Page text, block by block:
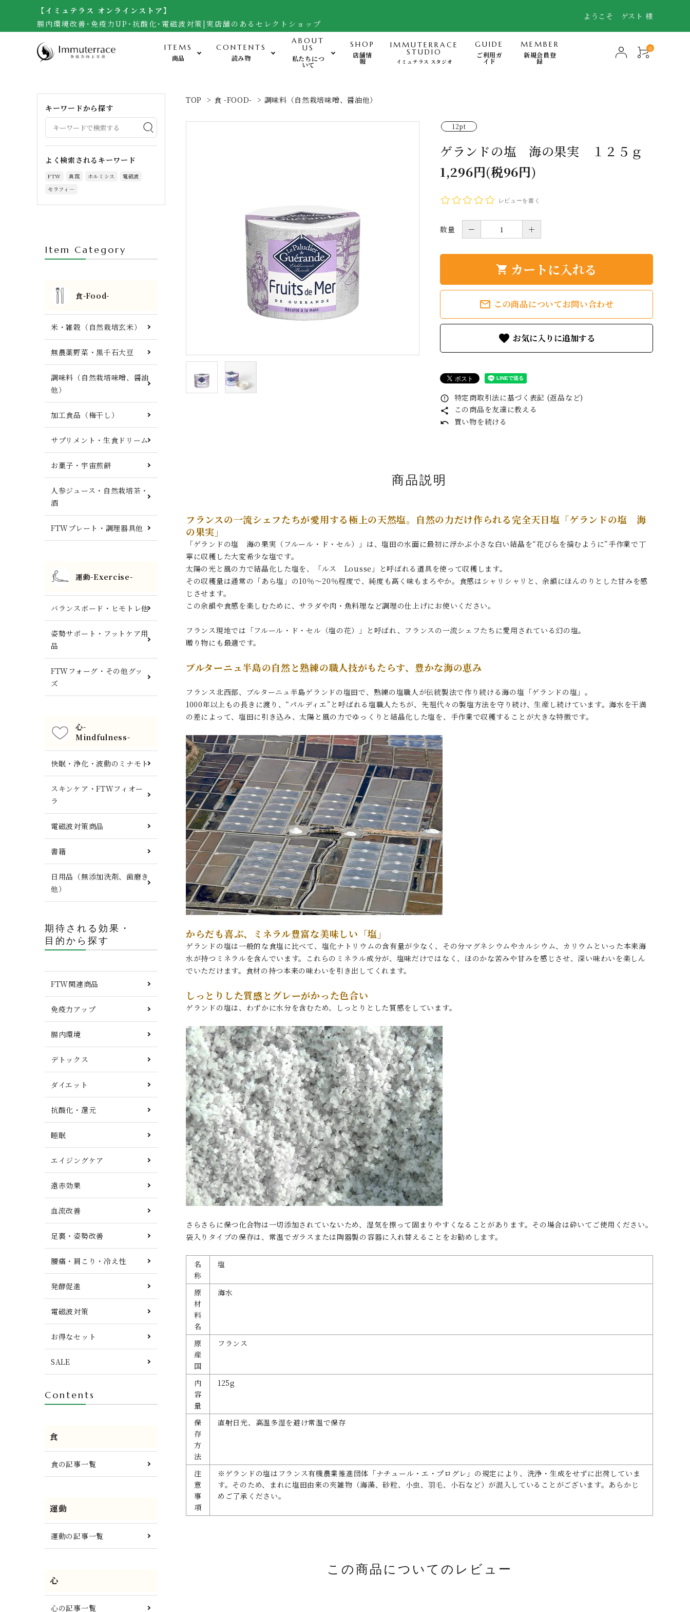
【イミュテラス オンラインストア】
腸内環境改善･免疫力UP･抗酸化･電磁波対策|実店舗のあるセレクトショップ
ようこそ ゲスト 様
ITEMS
商品
食-Food-
米・雑穀（自然栽培玄米）
無農薬野菜・黒千石大豆
調味料（自然栽培味噌、醤油他）
加工食品（梅干し）
サプリメント・生食ドリーム
お菓子・宇宙煎餅
バランスボード・ヒモトレ他
快眠・浄化・波動のミナモト
電磁波対策商品
書籍
CONTENTS
読み物
ABOUT
US
私たちにつ
いて
SHOP
店舗情
報
IMMUTERRACE
STUDIO
イミュテラス スタジオ
GUIDE
ご利用ガ
イド
MEMBER
新規会員登
録
0
TOP > 食 -FOOD- > 調味料（自然栽培味噌、醤油他）
12pt
ゲランドの塩 海の果実 １２５ｇ
1,296円(税96円)
レビューを書く
数量 － ＋
shopping_cart カートに入れる
mail_outline この商品についてお問い合わせ
favorite
error_outline 特定商取引法に基づく表記 (返品など)
share この商品を友達に教える
undo 買い物を続ける
商品説明
フランスの一流シェフたちが愛用する極上の天然塩。自然の力だけ作られる完全天日塩「ゲランドの塩 海
の果実」
「ゲランドの塩 海の果実（フルール・ド・セル）」は、塩田の水面に最初に浮かぶ小さな白い結晶を“花びらを摘むように”手作業で丁
寧に収穫した大変希少な塩です。
太陽の光と風の力で結晶化した塩を、「ルス Lousse」と呼ばれる道具を使って収穫します。
その収穫量は通常の「あら塩」の10％～20％程度で、純度も高く味もまろやか。食感はシャリシャリと、余韻にほんのりとした甘みを感
じさせます。
この余韻や食感を楽しむために、サラダや肉・魚料理など調理の仕上げにお使いください。
フランス現地では「フルール・ド・セル（塩の花）」と呼ばれ、フランスの一流シェフたちに愛用されている幻の塩。
贈り物にも最適です。
ブルターニュ半島の自然と熟練の職人技がもたらす、豊かな海の恵み
フランス北西部、ブルターニュ半島ゲランドの塩田で、熟練の塩職人が伝統製法で作り続ける海の塩「ゲランドの塩」。
1000年以上もの長きに渡り、“パルディエ”と呼ばれる塩職人たちが、先祖代々の製塩方法を守り続け、生産し続けています。海水を干満
の差によって、塩田に引き込み、太陽と風の力でゆっくりと結晶化した塩を、手作業で収穫することが大きな特徴です。
からだも喜ぶ、ミネラル豊富な美味しい「塩」
ゲランドの塩は一般的な食塩に比べて、塩化ナトリウムの含有量が少なく、その分マグネシウムやカルシウム、カリウムといった本来海
水が持つミネラルを含んでいます。これらのミネラル成分が、塩味だけではなく、ほのかな苦みや甘みを感じさせ、深い味わいを楽しん
でいただけます。食材の持つ本来の味わいを引き出してくれます。
しっとりした質感とグレーがかった色合い
ゲランドの塩は、わずかに水分を含むため、しっとりとした質感をしています。
さらさらに保つ化合物は一切添加されていないため、湿気を擦って固まりやすくなることがあります。その場合は砕いてご使用ください。
袋入りタイプの保存は、常温でガラスまたは陶器製の容器に入れ替えることをお勧めします。
名
称
塩
原
材
料
名
海水
原
産
国
フランス
内
容
量
125g
保
存
方
法
直射日光、高温多湿を避け常温で保存
注
意
事
項
※ゲランドの塩はフランス有機農業推進団体「ナチュール・エ・プログレ」の規定により、洗浄・生成をせずに出荷していま
す。そのため、まれに塩田由来の夾雑物（海藻、砂粒、小虫、羽毛、小石など）が混入していることがございます。あらかじ
めご了承ください。
この商品についてのレビュー
キーワードから探す
よく検索されるキーワード
FTW 真菰 ホルミシス
電磁波
セラフィ―
Item Category
食-Food-
米・雑穀（自然栽培玄米）
無農薬野菜・黒千石大豆
調味料（自然栽培味噌、醤油
他）
加工食品（梅干し）
サプリメント・生食ドリーム
お菓子・宇宙煎餅
人参ジュース・自然栽培茶・
酒
FTWプレート・調理器具他
運動-Exercise-
バランスボード・ヒモトレ他
姿勢サポート・フットケア用
品
FTWフォーグ・その他グッ
ズ
心-
Mindfulness-
快眠・浄化・波動のミナモト
スキンケア・FTWフィオー
ラ
電磁波対策商品
書籍
日用品（無添加洗剤、歯磨き
他）
期待される効果・
目的から探す
FTW関連商品
免疫力アップ
腸内環境
デトックス
ダイエット
抗酸化・還元
睡眠
エイジングケア
遠赤効果
血流改善
足裏・姿勢改善
腰痛・肩こり・冷え性
発酵促進
電磁波対策
お得なセット
SALE
Contents
食
食の記事一覧
運動
運動の記事一覧
心
心の記事一覧